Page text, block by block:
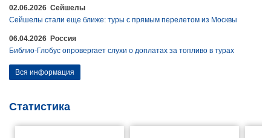
02.06.2026 Сейшелы
Сейшелы стали еще ближе: туры с прямым перелетом из Москвы
06.04.2026 Россия
Библио-Глобус опровергает слухи о доплатах за топливо в турах
Вся информация
Статистика